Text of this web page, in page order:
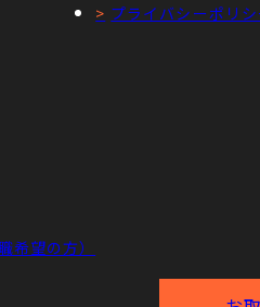
希望の方）
プライバシーポリシ